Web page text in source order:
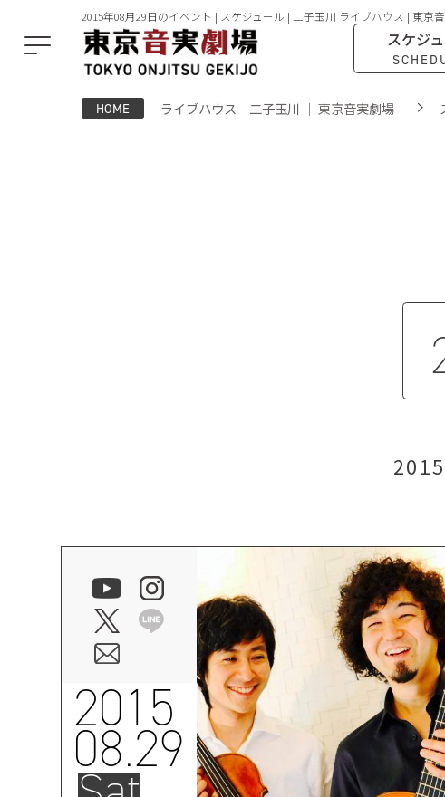
2015年08月29日のイベント | スケジュール | 二子玉川 ライブハウス | 東京
スケジ
HOME ライブハウス 二子玉川 ｜ 東京音実劇場
2015
08.29